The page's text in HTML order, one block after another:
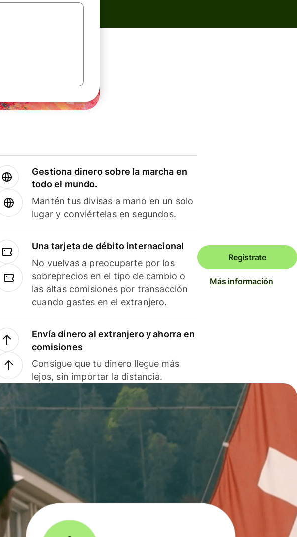
Gestiona dinero sobre la marcha en
todo el mundo.
Mantén tus divisas a mano en un solo
lugar y conviértelas en segundos.
Una tarjeta de débito internacional
No vuelvas a preocuparte por los
sobreprecios en el tipo de cambio o
las altas comisiones por transacción
cuando gastes en el extranjero.
Envía dinero al extranjero y ahorra en
comisiones
Consigue que tu dinero llegue más
lejos, sin importar la distancia.
Regístrate
Más información